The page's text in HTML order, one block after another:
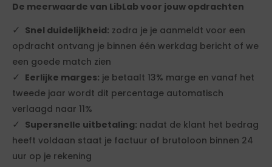
De meerwaarde van LibLab voor jouw opdrachten
Snel duidelijkheid: zodra je je aanmeldt voor een
opdracht ontvang je binnen één werkdag bericht of we
een goede match zien
Eerlijke marges: je betaalt 13% marge en vanaf het
tweede jaar wordt dit percentage automatisch
verlaagd naar 11%
Supersnelle uitbetaling: nadat de klant het bedrag
heeft voldaan staat je factuur of brutoloon binnen 24
uur op je rekening